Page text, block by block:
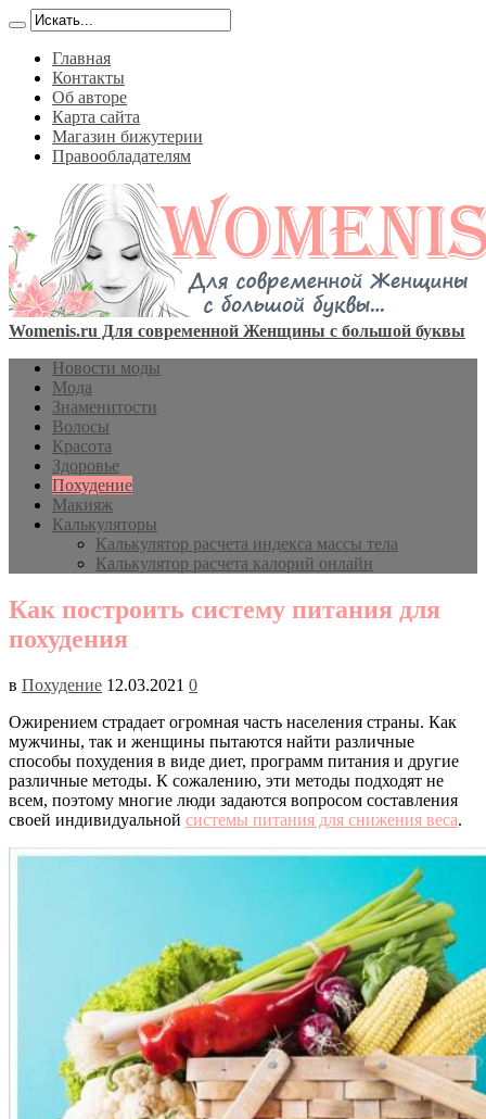
Главная
Контакты
Об авторе
Карта сайта
Магазин бижутерии
Правообладателям
Womenis.ru Для современной Женщины с большой буквы
Новости моды
Мода
Знаменитости
Волосы
Красота
Здоровье
Похудение
Макияж
Калькуляторы
Калькулятор расчета индекса массы тела
Калькулятор расчета калорий онлайн
Как построить систему питания для
похудения
в Похудение 12.03.2021 0
Ожирением страдает огромная часть населения страны. Как
мужчины, так и женщины пытаются найти различные
способы похудения в виде диет, программ питания и другие
различные методы. К сожалению, эти методы подходят не
всем, поэтому многие люди задаются вопросом составления
своей индивидуальной системы питания для снижения веса.